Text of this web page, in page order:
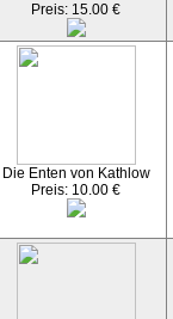
Preis: 15.00 €
Die Enten von Kathlow
Preis: 10.00 €